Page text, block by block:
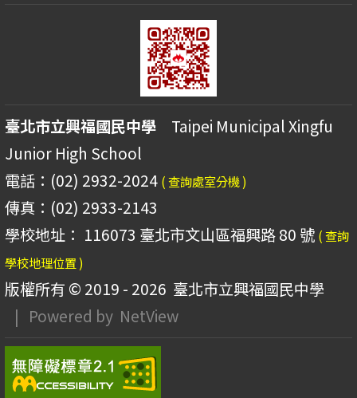
臺北市立興福國民中學 Taipei Municipal Xingfu
Junior High School
電話：(02) 2932-2024 ( 查詢處室分機 )
傳真：(02) 2933-2143
學校地址： 116073 臺北市文山區福興路 80 號 ( 查詢
學校地理位置 )
版權所有 © 2019 - 2026 臺北市立興福國民中學
| Powered by NetView